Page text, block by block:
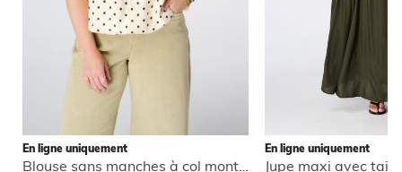
En ligne uniquement En ligne uniquement
Jupe maxi avec